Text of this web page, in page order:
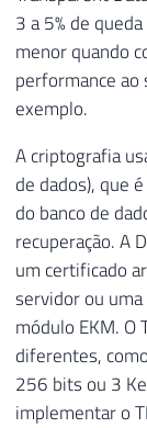
3 a 5% de
menor quando
performance
exemplo.
A criptografia
de dados), que
do banco de
recuperação. A
um certificado
servidor ou
módulo EKM. O
diferentes,
256 bits ou 3
implementar o